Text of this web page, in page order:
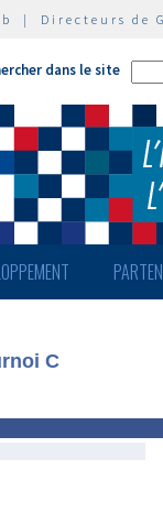
| Directeurs de
dans le site
C